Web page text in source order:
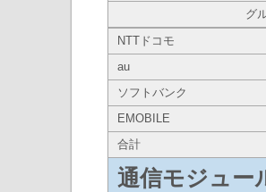
グ
NTTドコモ
au
ソフトバンク
EMOBILE
合計
通信モジュー